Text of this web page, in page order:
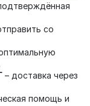
со
– доставка через
помощь и